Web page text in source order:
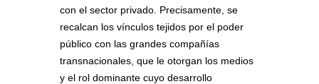
con el sector privado. Precisamente, se
recalcan los vínculos tejidos por el poder
público con las grandes compañías
transnacionales, que le otorgan los medios
y el rol dominante cuyo desarrollo